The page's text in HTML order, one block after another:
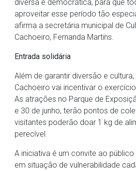
diversa e democrática, para que
aproveitar esse período tão
afirma a secretária municipal de
Cachoeiro, Fernanda Martins.
Entrada solidária
Além de garantir diversão e
Cachoeiro vai incentivar o
As atrações no Parque de
e 30 de junho, terão pontos de
visitantes poderão doar 1 kg de
perecível.
A iniciativa é um convite ao
em situação de vulnerabilidade